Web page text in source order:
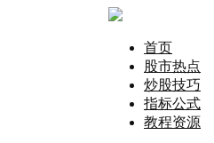
首页
股市热点
炒股技巧
指标公式
教程资源